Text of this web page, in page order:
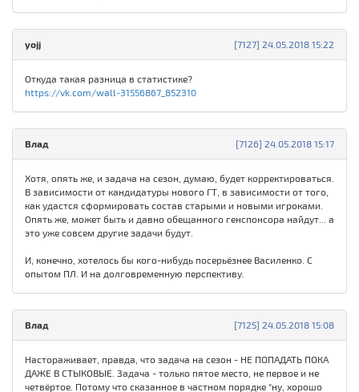
[7127] 24.05.2018 15:22
yojj
Откуда такая разница в статистике?
https://vk.com/wall-31556867_852310
[7126] 24.05.2018 15:17
Влад
Хотя, опять же, и задача на сезон, думаю, будет корректироваться.
В зависимости от кандидатуры нового ГТ, в зависимости от того,
как удастся сформировать состав старыми и новыми игроками.
Опять же, может быть и давно обещанного генспонсора найдут... а
это уже совсем другие задачи будут.
И, конечно, хотелось бы кого-нибудь посерьёзнее Василенко. С
опытом ПЛ. И на долговременную перспективу.
[7125] 24.05.2018 15:08
Влад
Настораживает, правда, что задача на сезон - НЕ ПОПАДАТЬ ПОКА
ДАЖЕ В СТЫКОВЫЕ. Задача - только пятое место, не первое и не
четвёртое. Потому что сказанное в частном порядке "ну, хорошо